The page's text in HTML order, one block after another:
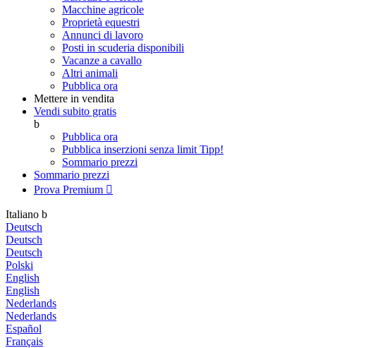
Macchine agricole
Proprietà equestri
Annunci di lavoro
Posti in scuderia disponibili
Vacanze a cavallo
Altri animali
Pubblica ora
Mettere in vendita
Vendi subito gratis
b
Pubblica ora
Pubblica inserzioni senza limit Tipp!
Sommario prezzi
Sommario prezzi
Prova Premium 
Italiano b
Deutsch
Deutsch
Deutsch
Polski
English
English
Nederlands
Nederlands
Español
Français